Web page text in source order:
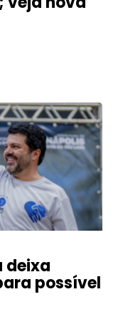
deixa
possível